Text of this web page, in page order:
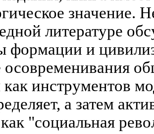
значение.
литературе
формации и
осовременивания
инструментов
а затем
"социальная